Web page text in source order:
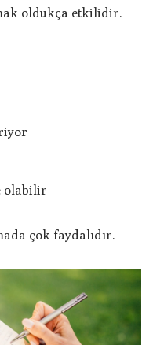
oldukça etkilidir.
olabilir
çok faydalıdır.